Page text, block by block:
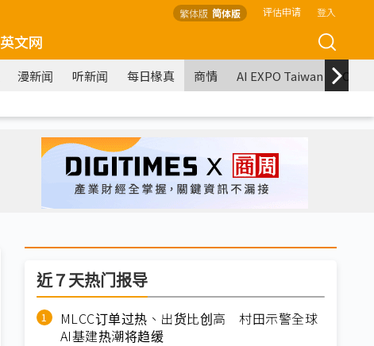
繁体版 简体版 评估申请 登入
英文网
漫新闻 听新闻 每日椽真 商情 AI EXPO Taiwan
近７天热门报导
MLCC订单过热、出货比创高 村田示警全球
AI基建热潮将趋缓